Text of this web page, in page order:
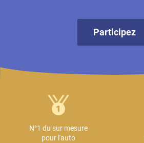
Participez
N°1 du sur mesure
pour l'auto